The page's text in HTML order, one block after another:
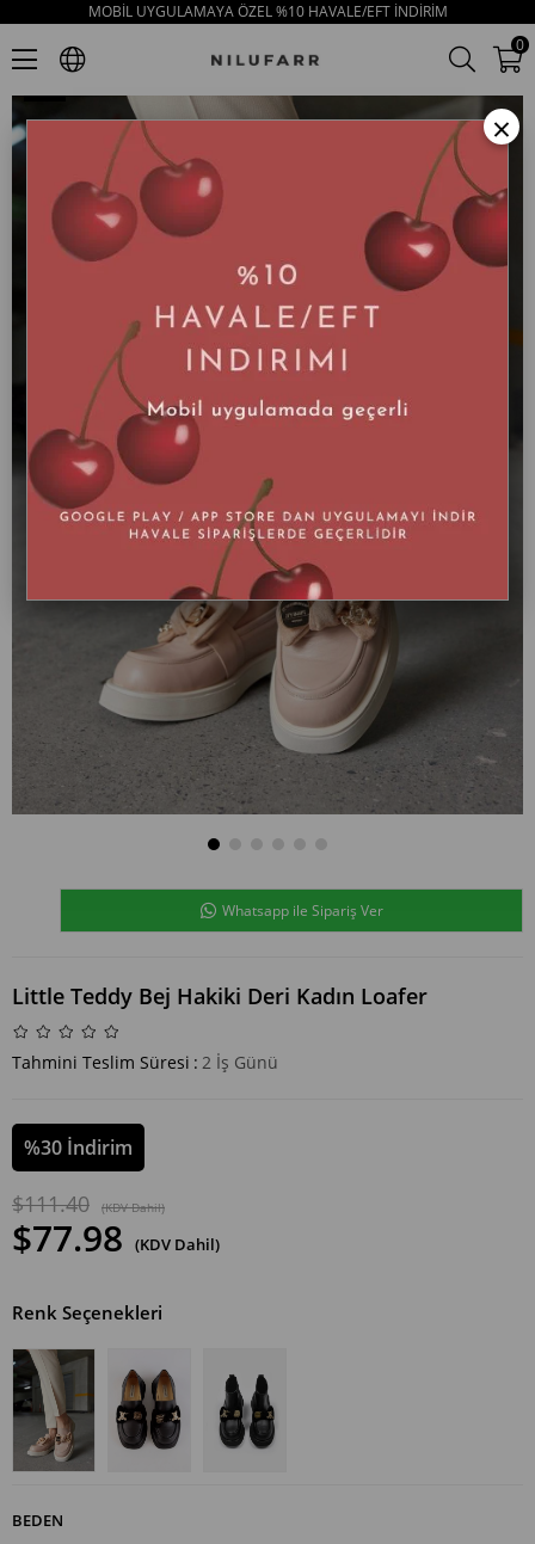
MOBİL UYGULAMAYA ÖZEL %10 HAVALE/EFT İNDİRİM
0
Little Teddy Bej Hakiki Deri Kadın Loafer
Whatsapp ile Sipariş Ver
Little Teddy Bej Hakiki Deri Kadın Loafer
Tahmini Teslim Süresi : 2 İş Günü
%30 İndirim
$111.40 (KDV Dahil)
$77.98 (KDV Dahil)
Renk Seçenekleri
BEDEN
×